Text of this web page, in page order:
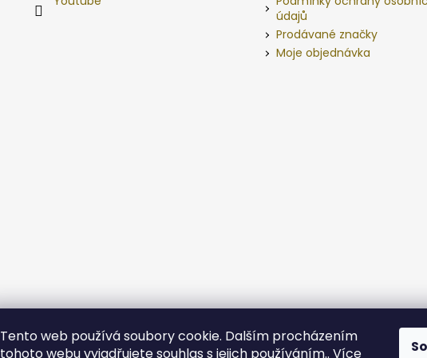
Tento web používá soubory cookie. Dalším procházením
tohoto webu vyjadřujete souhlas s jejich používáním.. Více
údajů
Prodávané značky
Moje objednávka